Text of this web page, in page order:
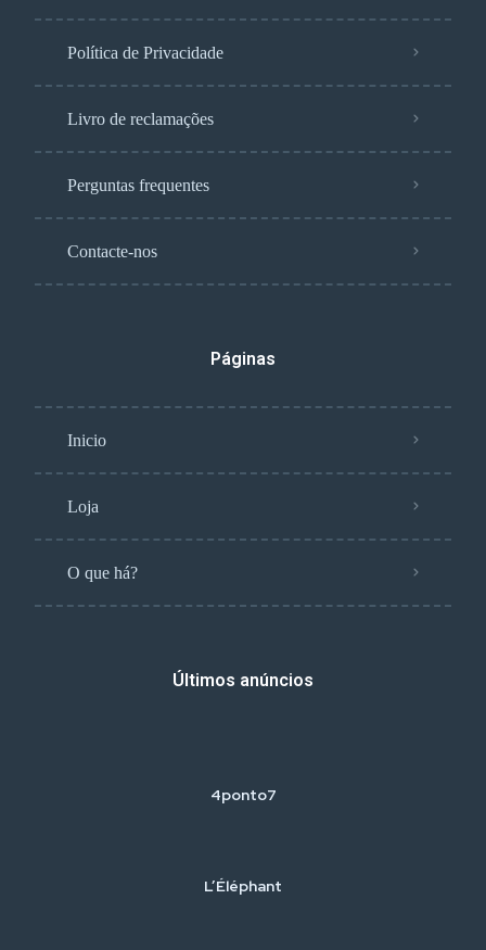
Política de Privacidade
Livro de reclamações
Perguntas frequentes
Contacte-nos
Páginas
Inicio
Loja
O que há?
Últimos anúncios
4ponto7
L’Éléphant